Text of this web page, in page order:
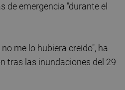
de emergencia "durante el
me lo hubiera creído", ha
tras las inundaciones del 29